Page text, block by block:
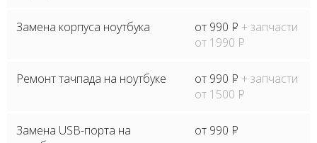
Замена корпуса ноутбука от 990 P + запчасти
от 1990 P
Ремонт тачпада на ноутбуке от 990 P + запчасти
от 1500 P
Замена USB-порта на
от 990 P